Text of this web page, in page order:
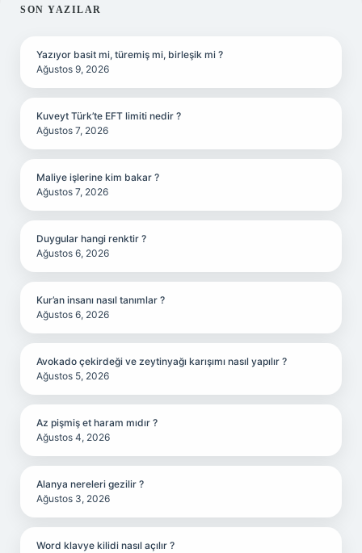
SIDEBAR
SON YAZILAR
Yazıyor basit mi, türemiş mi, birleşik mi ?
Ağustos 9, 2026
Kuveyt Türk’te EFT limiti nedir ?
Ağustos 7, 2026
Maliye işlerine kim bakar ?
Ağustos 7, 2026
Duygular hangi renktir ?
Ağustos 6, 2026
Kur’an insanı nasıl tanımlar ?
Ağustos 6, 2026
Avokado çekirdeği ve zeytinyağı karışımı nasıl yapılır ?
Ağustos 5, 2026
Az pişmiş et haram mıdır ?
Ağustos 4, 2026
Alanya nereleri gezilir ?
Ağustos 3, 2026
Word klavye kilidi nasıl açılır ?